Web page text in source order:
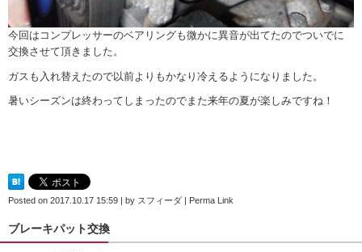
今回はコンプレッサーのベアリングも微かに異音が出てたのでついでに
交換させて頂きました。
ガスも入れ替えたので以前よりもかなり冷えるようになりました。
暑いシーズンは終わってしまったのでまた来年の夏が楽しみですね！
Posted on 2017.10.17 15:59 by スフィーダ Perma Link
ブレーキパット交換